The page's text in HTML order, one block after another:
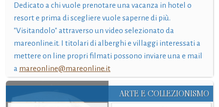
Dedicato a chi vuole prenotare una vacanza in hotel o
resort e prima di scegliere vuole saperne di più.
"Visitandolo" attraverso un video selezionato da
mareonline.it. I titolari di alberghi e villaggi interessati a
mettere on line propri filmati possono inviare una e mail
a mareonline@mareonline.it
ARTE E COLLEZIONISMO